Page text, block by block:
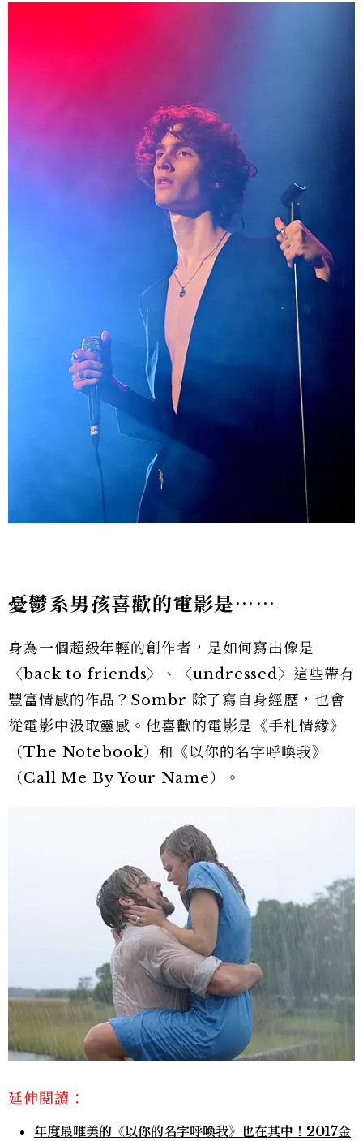
憂鬱系男孩喜歡的電影是⋯⋯
身為一個超級年輕的創作者，是如何寫出像是
〈back to friends〉、〈undressed〉這些帶有
豐富情感的作品？Sombr 除了寫自身經歷，也會
從電影中汲取靈感。他喜歡的電影是《手札情緣》
（The Notebook）和《以你的名字呼喚我》
（Call Me By Your Name）。
延伸閱讀：
年度最唯美的《以你的名字呼喚我》也在其中！2017金